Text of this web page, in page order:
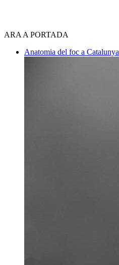
ARA A PORTADA
Anatomia del foc a Catalunya